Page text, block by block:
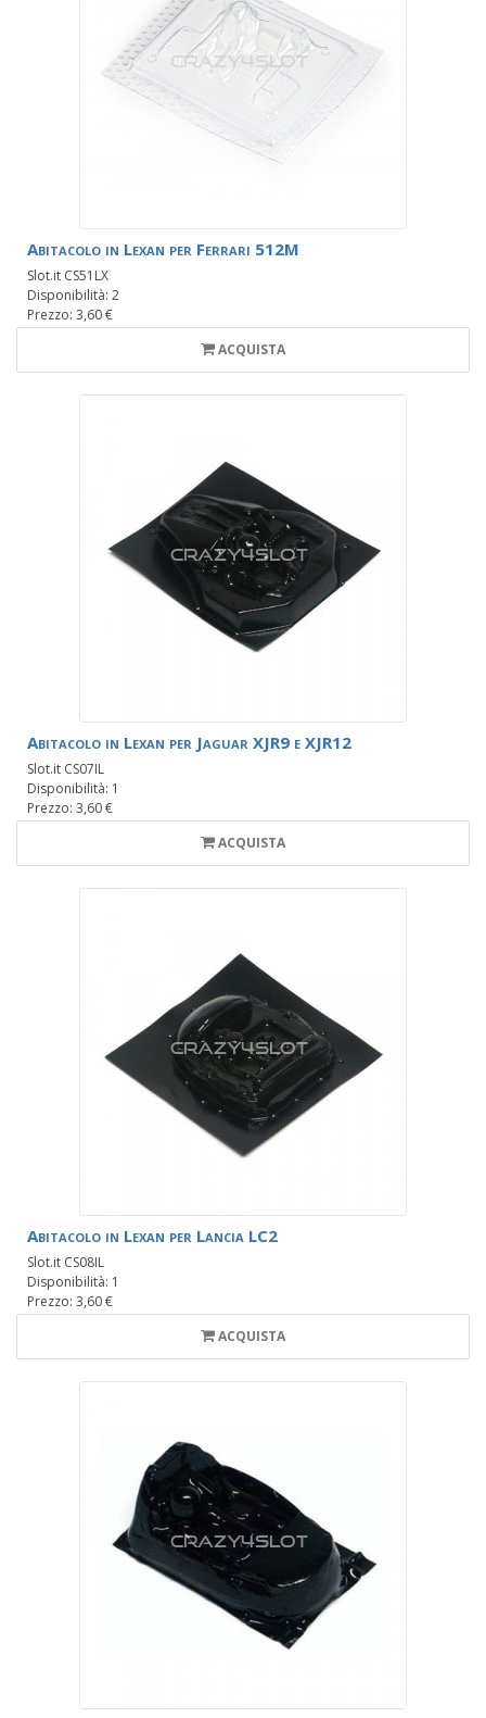
Abitacolo in Lexan per Ferrari 512M
Slot.it CS51LX
Disponibilità: 2
Prezzo: 3,60 €
ACQUISTA
Abitacolo in Lexan per Jaguar XJR9 e XJR12
Slot.it CS07IL
Disponibilità: 1
Prezzo: 3,60 €
ACQUISTA
Abitacolo in Lexan per Lancia LC2
Slot.it CS08IL
Disponibilità: 1
Prezzo: 3,60 €
ACQUISTA